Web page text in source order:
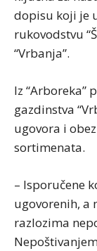
dopisu koji je
rukovodstvu
“Vrbanja”.
Iz “Arboreka”
gazdinstva
ugovora i
sortimenata.
– Isporučene
ugovorenih, a
razlozima